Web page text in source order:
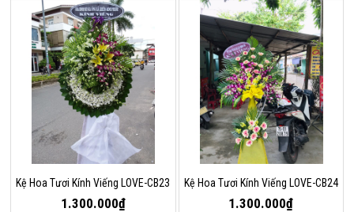
Kệ Hoa Tươi Kính Viếng LOVE-CB23
1.300.000₫
Kệ Hoa Tươi Kính Viếng LOVE-CB24
1.300.000₫